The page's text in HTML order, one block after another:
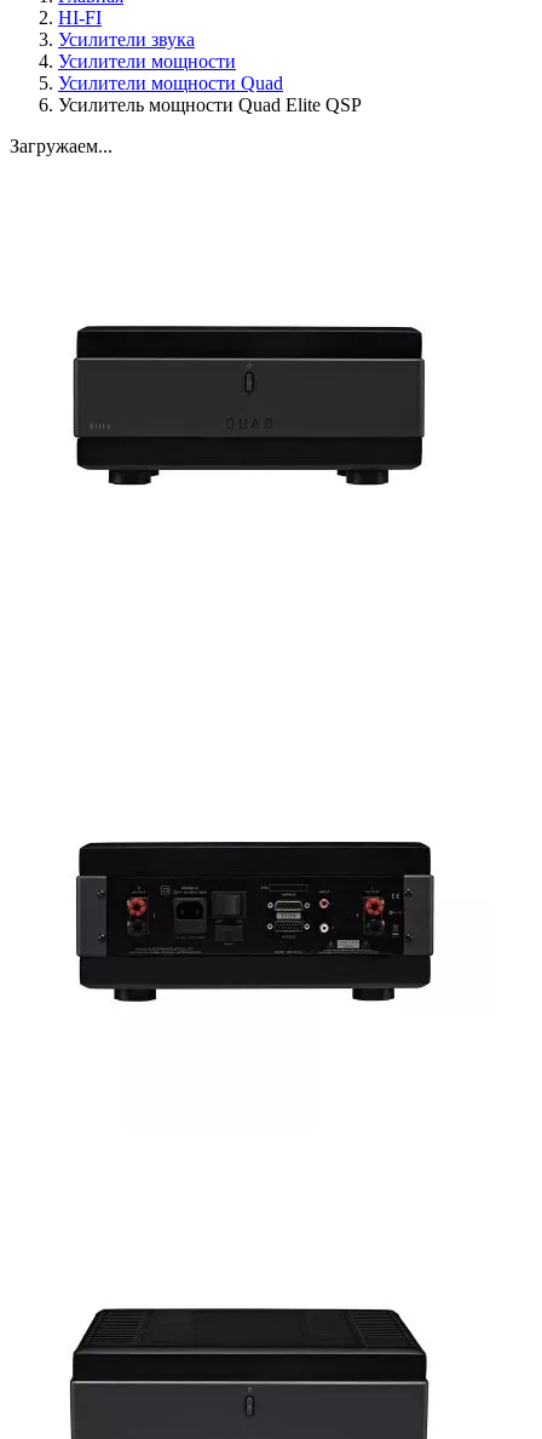
HI-FI
Усилители звука
Усилители мощности
Усилители мощности Quad
Усилитель мощности Quad Elite QSP
Загружаем...